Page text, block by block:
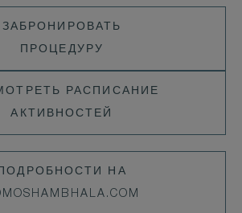
ЗАБРОНИРОВАТЬ
ПРОЦЕДУРУ
ЗАБРОНИРОВАТЬ
ПРОЦЕДУРУ
РАСПИСАНИЕ
АКТИВНОСТЕЙ
LEARN
НА